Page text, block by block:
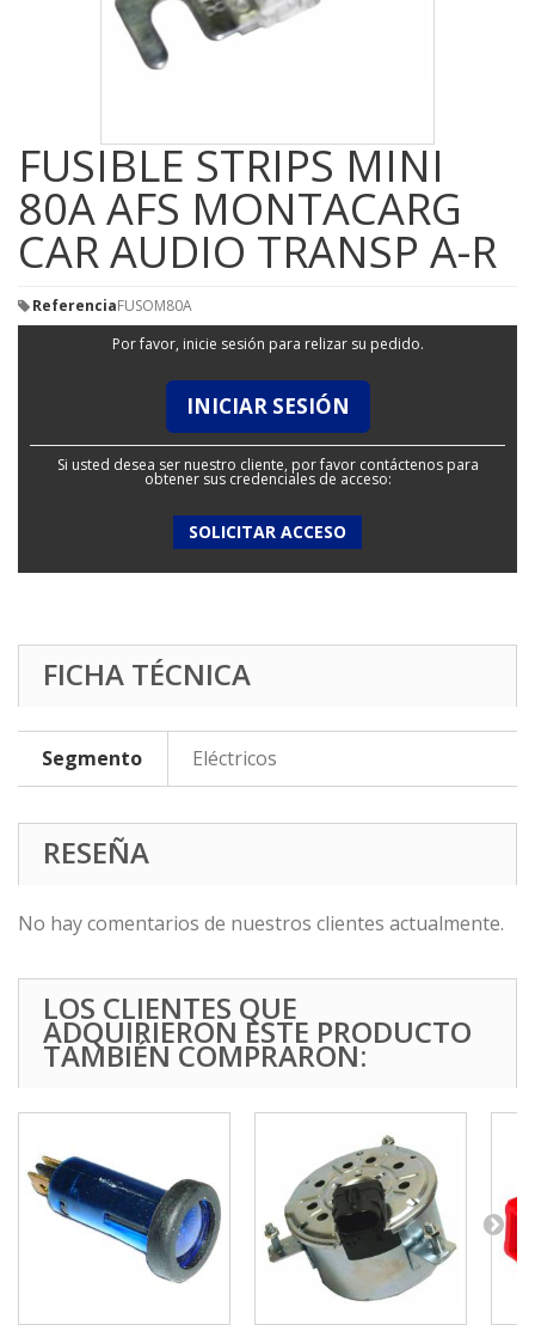
FUSIBLE STRIPS MINI
80A AFS MONTACARG
CAR AUDIO TRANSP A-R
ReferenciaFUSOM80A
Por favor, inicie sesión para relizar su pedido.
INICIAR SESIÓN
Si usted desea ser nuestro cliente, por favor contáctenos para
obtener sus credenciales de acceso:
SOLICITAR ACCESO
FICHA TÉCNICA
Segmento Eléctricos
RESEÑA
No hay comentarios de nuestros clientes actualmente.
LOS CLIENTES QUE
ADQUIRIERON ESTE PRODUCTO
TAMBIÉN COMPRARON: